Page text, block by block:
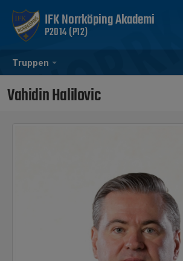
Truppen
IFK Norrköping Akademi
P2014 (P12)
Vahidin Halilovic